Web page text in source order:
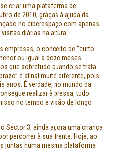
criar uma plataforma de
de 2010, graças à ajuda da
no ciberespaço com apenas
diárias na altura.
empresas, o conceito de “curto
ou igual a doze meses.
que sobretudo quando se trata
é afinal muito diferente, pois
anos. É verdade, no mundo da
realizar à pressa, tudo
no tempo e visão de longo
Sector 3, ainda agora uma criança
percorrer à sua frente. Hoje, ao
juntas numa mesma plataforma